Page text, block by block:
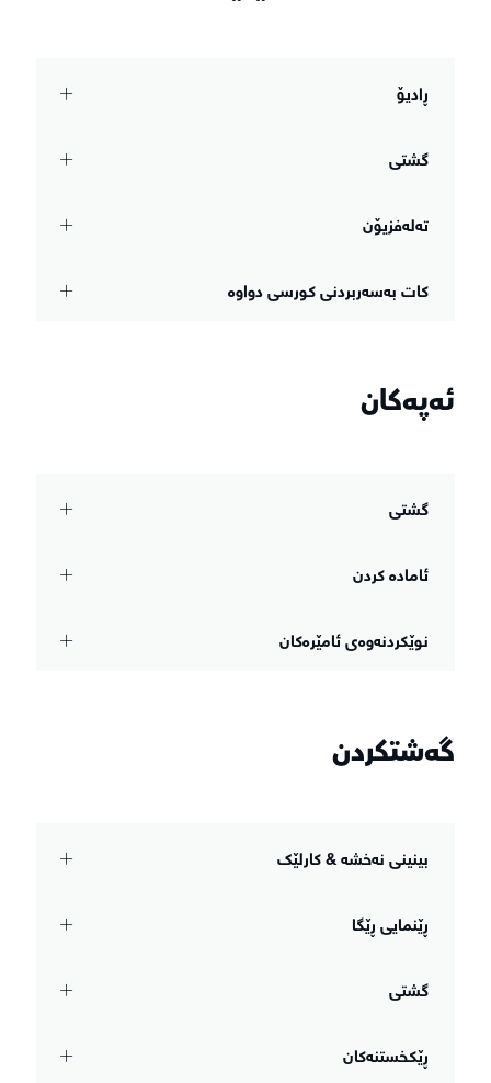
ڕادیۆ
گشتی
تەلەفزیۆن
کات بەسەربردنی کورسی دواوە
ئەپەکان
گشتی
ئامادە کردن
نوێکردنەوەی ئامێرەکان
گەشتکردن
بینینی نەخشە & کارلێک
ڕێنمایی ڕێگا
گشتی
ڕێکخستنەکان